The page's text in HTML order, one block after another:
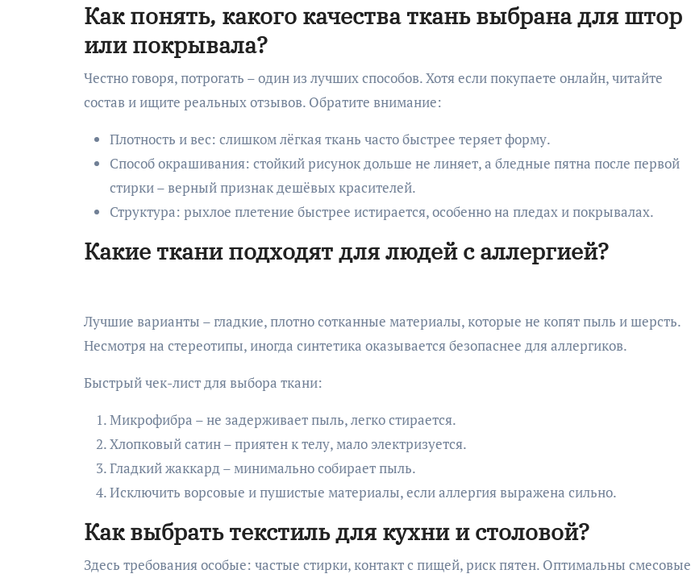
Как понять, какого качества ткань выбрана для штор
или покрывала?
Честно говоря, потрогать – один из лучших способов. Хотя если покупаете онлайн, читайте
состав и ищите реальных отзывов. Обратите внимание:
Плотность и вес: слишком лёгкая ткань часто быстрее теряет форму.
Способ окрашивания: стойкий рисунок дольше не линяет, а бледные пятна после первой
стирки – верный признак дешёвых красителей.
Структура: рыхлое плетение быстрее истирается, особенно на пледах и покрывалах.
Какие ткани подходят для людей с аллергией?
Лучшие варианты – гладкие, плотно сотканные материалы, которые не копят пыль и шерсть.
Несмотря на стереотипы, иногда синтетика оказывается безопаснее для аллергиков.
Быстрый чек-лист для выбора ткани:
Микрофибра – не задерживает пыль, легко стирается.
Хлопковый сатин – приятен к телу, мало электризуется.
Гладкий жаккард – минимально собирает пыль.
Исключить ворсовые и пушистые материалы, если аллергия выражена сильно.
Как выбрать текстиль для кухни и столовой?
Здесь требования особые: частые стирки, контакт с пищей, риск пятен. Оптимальны смесовые